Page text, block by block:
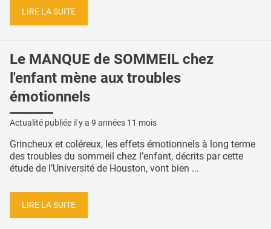
LIRE LA SUITE
Le MANQUE de SOMMEIL chez
l'enfant mène aux troubles
émotionnels
Actualité publiée il y a 9 années 11 mois
Grincheux et coléreux, les effets émotionnels à long terme
des troubles du sommeil chez l’enfant, décrits par cette
étude de l’Université de Houston, vont bien ...
LIRE LA SUITE